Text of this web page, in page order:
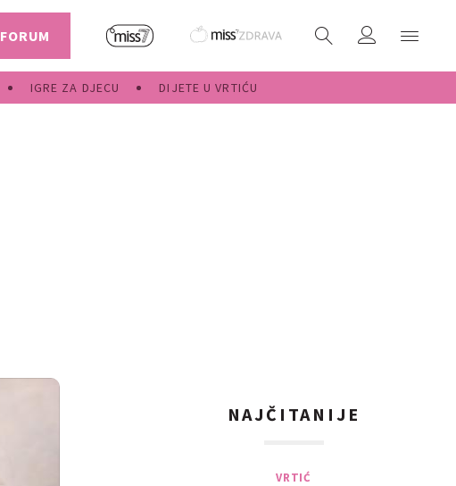
IGRE ZA DJECU DIJETE U VRTIĆU
FORUM
NAJČITANIJE
VRTIĆ